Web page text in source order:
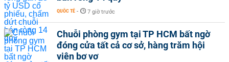
QUỐC TẾ - 7 giờ trước
Chuỗi phòng gym tại TP HCM bất ngờ
đóng cửa tất cả cơ sở, hàng trăm hội
viên bơ vơ